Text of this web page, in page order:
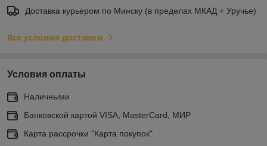
Доставка курьером по Минску (в пределах МКАД + Уручье)
Все условия доставки
Условия оплаты
Наличными
Банковской картой VISA, MasterCard, МИР
Карта рассрочки "Карта покупок"